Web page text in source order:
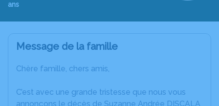
ans
Message de la famille
Chère famille, chers amis,
C’est avec une grande tristesse que nous vous
annonçons le décès de Suzanne Andrée DISCALA